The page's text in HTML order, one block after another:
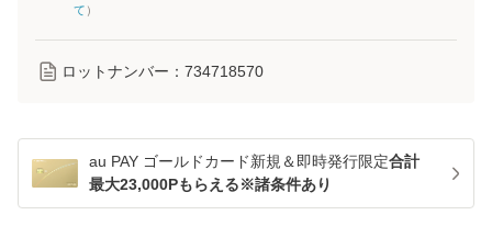
て ）
ロットナンバー： 734718570
au PAY ゴールドカード新規＆即時発行限定合計
最大23,000Pもらえる※諸条件あり